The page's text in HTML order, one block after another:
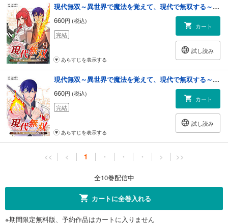
現代無双～異世界で魔法を覚えて、現代で無双する～（合本版） 9巻
660円 (税込)
完結
カート
試し読み
あらすじを表示する
現代無双～異世界で魔法を覚えて、現代で無双する～（合本版） 10巻
660円 (税込)
完結
カート
試し読み
あらすじを表示する
<< < 1 ・ ・ ・ > >>
全10巻配信中
カートに全巻入れる
※期間限定無料版、予約作品はカートに入りません